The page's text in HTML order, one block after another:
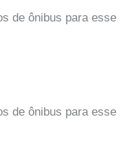
de ônibus para esse
de ônibus para esse